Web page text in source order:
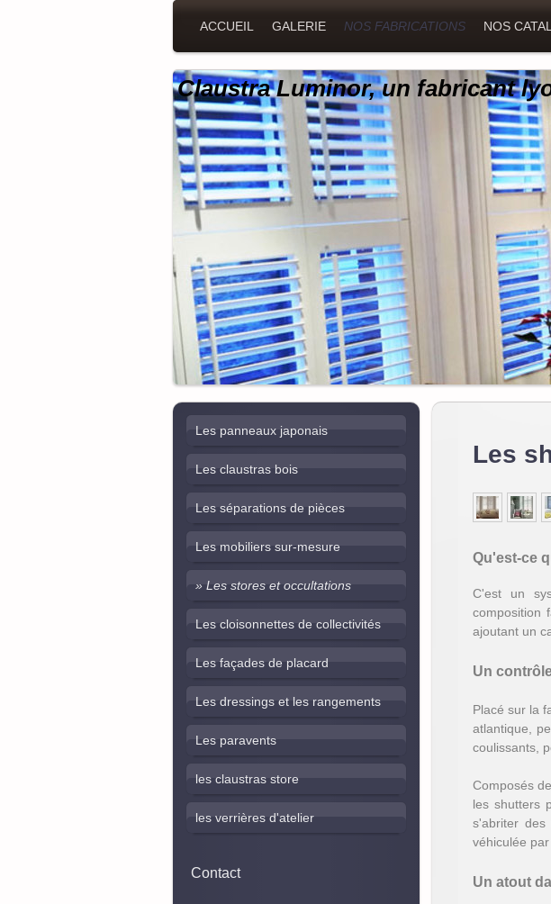
ACCUEIL GALERIE NOS FABRICATIONS NOS
Claustra Luminor, un fabricant
Les
Qu'est-ce
C'est un
composition
ajoutant un
Un
Placé sur la
atlantique,
coulissants,
Composés
les shutters
s'abriter
véhiculée
Un atout
Les panneaux japonais
Les claustras bois
Les séparations de pièces
Les mobiliers sur-mesure
Les stores et occultations
Les cloisonnettes de collectivités
Les façades de placard
Les dressings et les rangements
Les paravents
les claustras store
les verrières d'atelier
Contact